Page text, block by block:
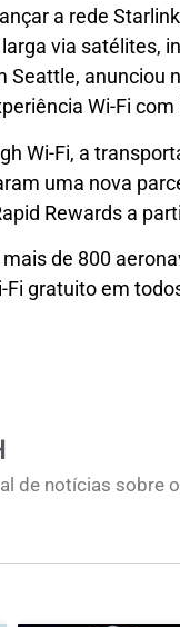
a rede
via satélites,
Seattle, anunciou
Wi-Fi
Wi-Fi, a
uma nova
Rewards a
de 800
gratuito em
de notícias sobre